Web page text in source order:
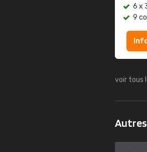
6 x
9
voir tous
Autres